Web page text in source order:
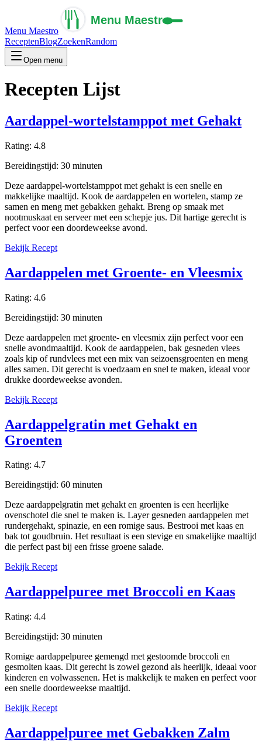
Menu Maestro
ReceptenBlogZoekenRandom
Open menu
Recepten Lijst
Aardappel-wortelstamppot met Gehakt
Rating: 4.8
Bereidingstijd: 30 minuten
Deze aardappel-wortelstamppot met gehakt is een snelle en
makkelijke maaltijd. Kook de aardappelen en wortelen, stamp ze
samen en meng met gebakken gehakt. Breng op smaak met
nootmuskaat en serveer met een schepje jus. Dit hartige gerecht is
perfect voor een doordeweekse avond.
Bekijk Recept
Aardappelen met Groente- en Vleesmix
Rating: 4.6
Bereidingstijd: 30 minuten
Deze aardappelen met groente- en vleesmix zijn perfect voor een
snelle avondmaaltijd. Kook de aardappelen, bak gesneden vlees
zoals kip of rundvlees met een mix van seizoensgroenten en meng
alles samen. Dit gerecht is voedzaam en snel te maken, ideaal voor
drukke doordeweekse avonden.
Bekijk Recept
Aardappelgratin met Gehakt en
Groenten
Rating: 4.7
Bereidingstijd: 60 minuten
Deze aardappelgratin met gehakt en groenten is een heerlijke
ovenschotel die snel te maken is. Layer gesneden aardappelen met
rundergehakt, spinazie, en een romige saus. Bestrooi met kaas en
bak tot goudbruin. Het resultaat is een stevige en smakelijke maaltijd
die perfect past bij een frisse groene salade.
Bekijk Recept
Aardappelpuree met Broccoli en Kaas
Rating: 4.4
Bereidingstijd: 30 minuten
Romige aardappelpuree gemengd met gestoomde broccoli en
gesmolten kaas. Dit gerecht is zowel gezond als heerlijk, ideaal voor
kinderen en volwassenen. Het is makkelijk te maken en perfect voor
een snelle doordeweekse maaltijd.
Bekijk Recept
Aardappelpuree met Gebakken Zalm